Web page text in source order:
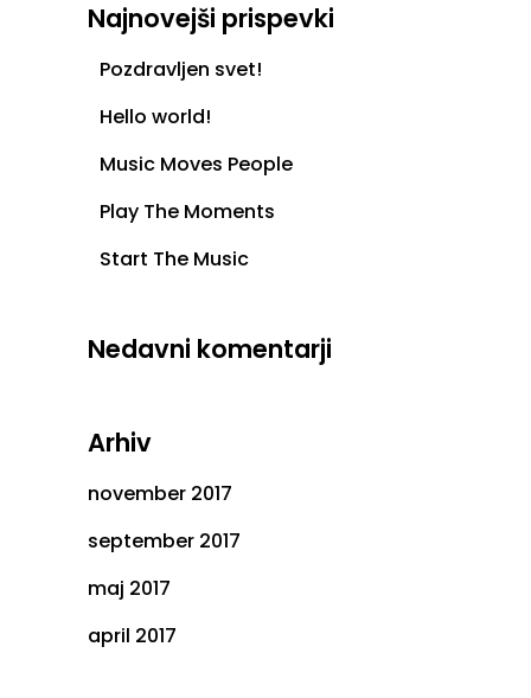
Najnovejši prispevki
Pozdravljen svet!
Hello world!
Music Moves People
Play The Moments
Start The Music
Nedavni komentarji
Arhiv
november 2017
september 2017
maj 2017
april 2017